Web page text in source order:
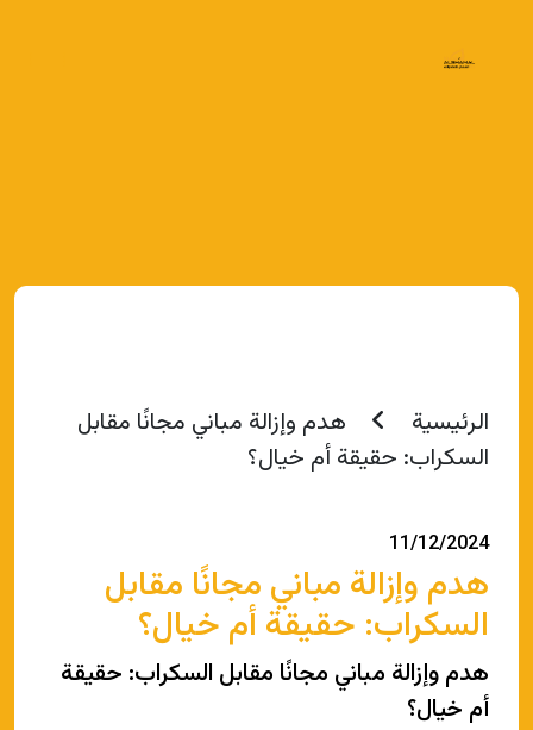
الرئيسية
هدم وإزالة مباني مجانًا مقابل
السكراب: حقيقة أم خيال؟
11/12/2024
هدم وإزالة مباني مجانًا مقابل
السكراب: حقيقة أم خيال؟
هدم وإزالة مباني مجانًا مقابل السكراب: حقيقة
أم خيال؟